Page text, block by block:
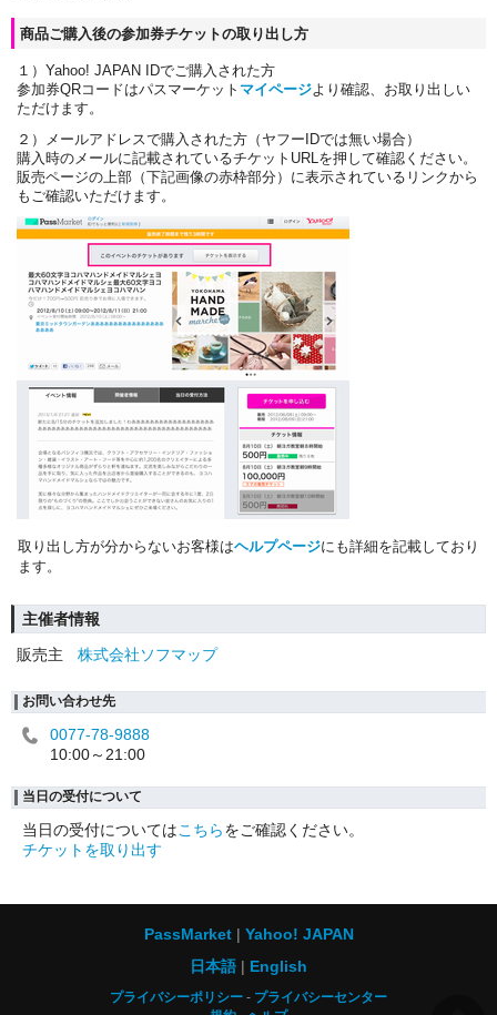
商品ご購入後の参加券チケットの取り出し方
１）Yahoo! JAPAN IDでご購入された方
参加券QRコードはパスマーケット マイページより確認、お取り出しい
ただけます。
２）メールアドレスで購入された方（ヤフーIDでは無い場合）
購入時のメールに記載されているチケットURLを押して確認ください。
販売ページの上部（下記画像の赤枠部分）に表示されているリンクから
もご確認いただけます。
取り出し方が分からないお客様はヘルプページにも詳細を記載しており
ます。
主催者情報
販売主
株式会社ソフマップ
お問い合わせ先
0077-78-9888
10:00～21:00
当日の受付について
当日の受付についてはこちらをご確認ください。
チケットを取り出す
PassMarket
Yahoo! JAPAN
日本語
English
プライバシーポリシー
プライバシーセンター